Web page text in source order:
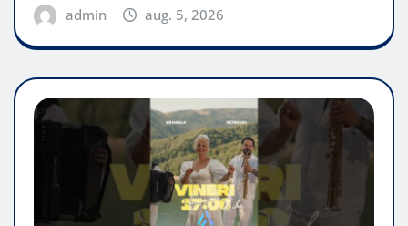
admin aug. 5, 2026